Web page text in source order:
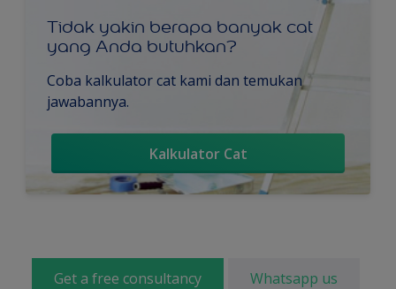
Tidak yakin berapa banyak cat
yang Anda butuhkan?
Coba kalkulator cat kami dan temukan
jawabannya.
Kalkulator Cat
Get a free consultancy Whatsapp us